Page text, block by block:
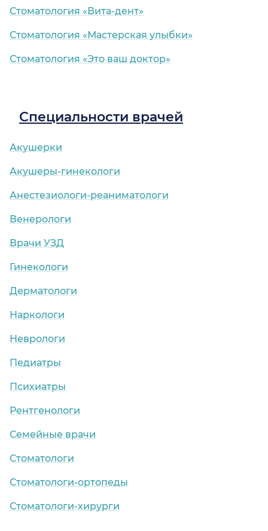
Стоматология «Вита-дент»
Стоматология «Мастерская улыбки»
Стоматология «Это ваш доктор»
Специальности врачей
Акушерки
Акушеры-гинекологи
Анестезиологи-реаниматологи
Венерологи
Врачи УЗД
Гинекологи
Дерматологи
Наркологи
Неврологи
Педиатры
Психиатры
Рентгенологи
Семейные врачи
Стоматологи
Стоматологи-ортопеды
Стоматологи-хирурги